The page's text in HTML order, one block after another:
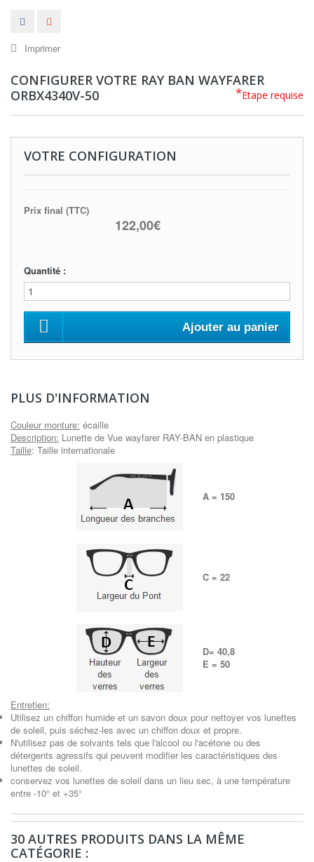
Imprimer
CONFIGURER VOTRE RAY BAN WAYFARER
ORBX4340V-50
*Etape requise
VOTRE CONFIGURATION
Prix final (TTC)
122,00€
Quantité :
Ajouter au panier
PLUS D'INFORMATION
Couleur monture: écaille
Description: Lunette de Vue wayfarer RAY-BAN en plastique
Taille: Taille internationale
A = 150
C = 22
D= 40,8
E = 50
Entretien:
Utilisez un chiffon humide et un savon doux pour nettoyer vos lunettes
de soleil, puis séchez-les avec un chiffon doux et propre.
N'utilisez pas de solvants tels que l'alcool ou l'acétone ou des
détergents agressifs qui peuvent modifier les caractéristiques des
lunettes de soleil.
conservez vos lunettes de soleil dans un lieu sec, à une température
entre -10° et +35°
30 AUTRES PRODUITS DANS LA MÊME
CATÉGORIE :